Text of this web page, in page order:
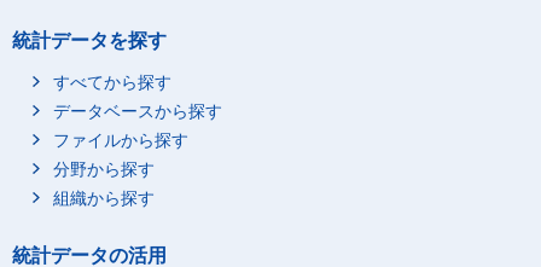
統計データを探す
すべてから探す
データベースから探す
ファイルから探す
分野から探す
組織から探す
統計データの活用